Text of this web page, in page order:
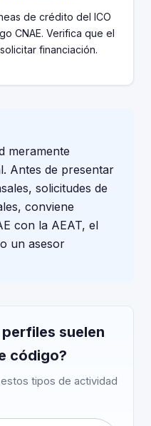
de crédito del ICO
CNAE. Verifica que el
financiación.
meramente
Antes de presentar
solicitudes de
conviene
con la AEAT, el
un asesor
suelen
código?
tipos de actividad